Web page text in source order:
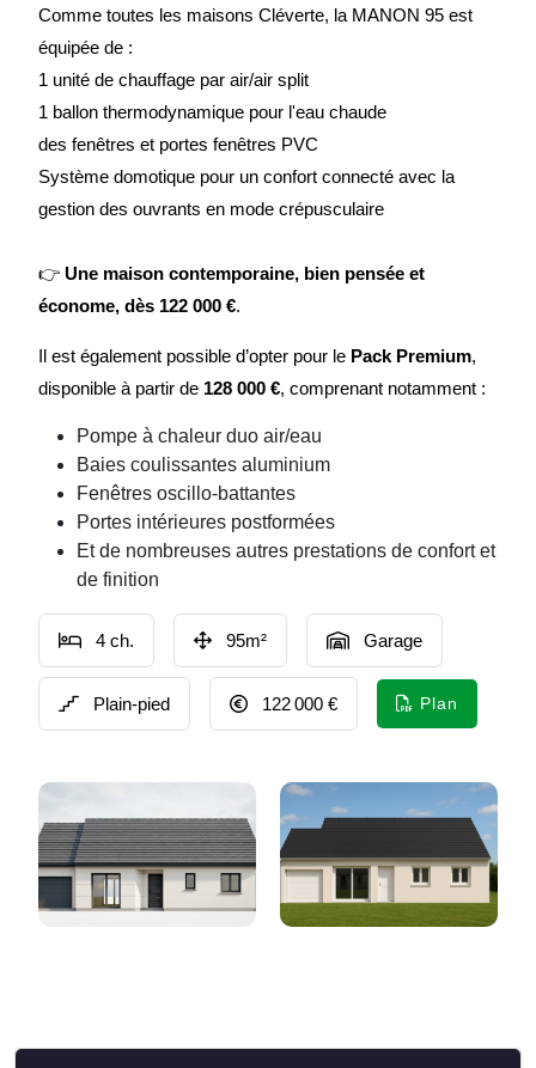
Comme toutes les maisons Cléverte, la MANON 95 est
équipée de :
1 unité de chauffage par air/air split
1 ballon thermodynamique pour l'eau chaude
des fenêtres et portes fenêtres PVC
Système domotique pour un confort connecté avec la
gestion des ouvrants en mode crépusculaire
👉 Une maison contemporaine, bien pensée et
économe, dès 122 000 €.
Il est également possible d’opter pour le Pack Premium,
disponible à partir de 128 000 €, comprenant notamment :
Pompe à chaleur duo air/eau
Baies coulissantes aluminium
Fenêtres oscillo-battantes
Portes intérieures postformées
Et de nombreuses autres prestations de confort et
de finition
4 ch. 95m² Garage
Plain-pied 122 000 € Plan